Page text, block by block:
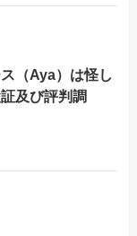
（Aya）は怪し
及び評判調